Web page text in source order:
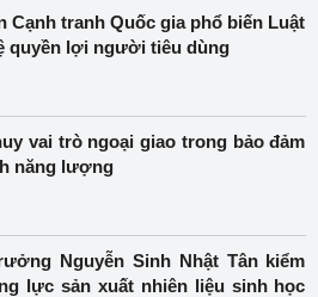
Cạnh tranh Quốc gia phổ biến Luật
quyền lợi người tiêu dùng
vai trò ngoại giao trong bảo đảm
năng lượng
Nguyễn Sinh Nhật Tân kiểm
lực sản xuất nhiên liệu sinh học